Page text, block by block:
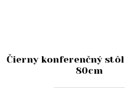
Čierny konferenčný stôl
80cm